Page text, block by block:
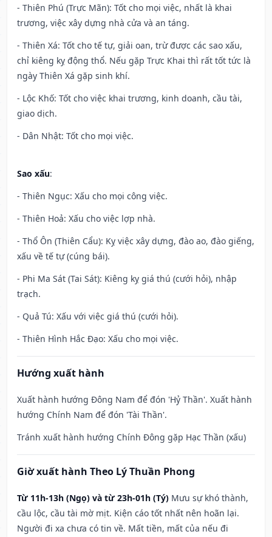
- Thiên Phú (Trực Mãn): Tốt cho mọi việc, nhất là khai
trương, việc xây dựng nhà cửa và an táng.
- Thiên Xá: Tốt cho tế tự, giải oan, trừ được các sao xấu,
chỉ kiêng kỵ động thổ. Nếu gặp Trực Khai thì rất tốt tức là
ngày Thiên Xá gặp sinh khí.
- Lộc Khố: Tốt cho việc khai trương, kinh doanh, cầu tài,
giao dịch.
- Dân Nhật: Tốt cho mọi việc.
Sao xấu:
- Thiên Ngục: Xấu cho mọi công việc.
- Thiên Hoả: Xấu cho việc lợp nhà.
- Thổ Ôn (Thiên Cẩu): Kỵ việc xây dựng, đào ao, đào giếng,
xấu về tế tự (cúng bái).
- Phi Ma Sát (Tai Sát): Kiêng kỵ giá thú (cưới hỏi), nhập
trạch.
- Quả Tú: Xấu với việc giá thú (cưới hỏi).
- Thiên Hình Hắc Đạo: Xấu cho mọi việc.
Hướng xuất hành
Xuất hành hướng Đông Nam để đón 'Hỷ Thần'. Xuất hành
hướng Chính Nam để đón 'Tài Thần'.
Tránh xuất hành hướng Chính Đông gặp Hạc Thần (xấu)
Giờ xuất hành Theo Lý Thuần Phong
Từ 11h-13h (Ngọ) và từ 23h-01h (Tý) Mưu sự khó thành,
cầu lộc, cầu tài mờ mịt. Kiện cáo tốt nhất nên hoãn lại.
Người đi xa chưa có tin về. Mất tiền, mất của nếu đi